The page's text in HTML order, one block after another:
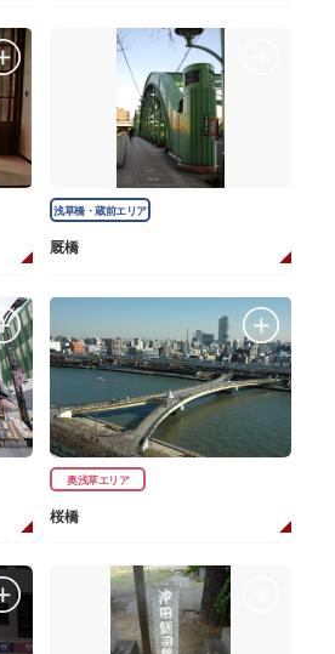
浅草橋・蔵前エリア
厩橋
奥浅草エリア
桜橋